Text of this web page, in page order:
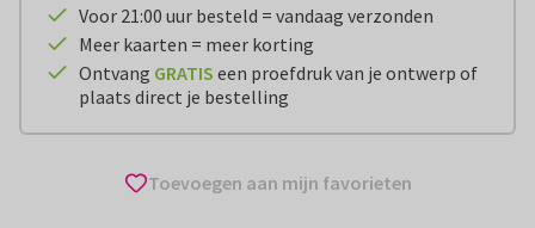
Voor 21:00 uur besteld = vandaag verzonden
Meer kaarten = meer korting
Ontvang GRATIS een proefdruk van je ontwerp of
plaats direct je bestelling
Toevoegen aan mijn favorieten